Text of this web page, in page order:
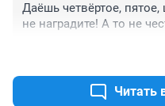
Даёшь четвёртое,
не наградите! А то не
Читать